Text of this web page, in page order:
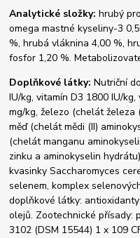
Analytické složky:hrubý
omega mastné kyseliny-3
%, hrubá vláknina 4,00 %,
fosfor 1,20 %.
Doplňkové látky:Nutriční
IU/kg, vitamín D3 1800 IU/
mg/kg, železo (chelát železa
měď (chelát mědi (II)
(chelát manganu
zinku a aminokyselin
kvasinky Saccharomyces
selenem, komplex
doplňkové látky:
olejů. Zootechnické přísady:
3102 (DSM 15544) 1 x 109